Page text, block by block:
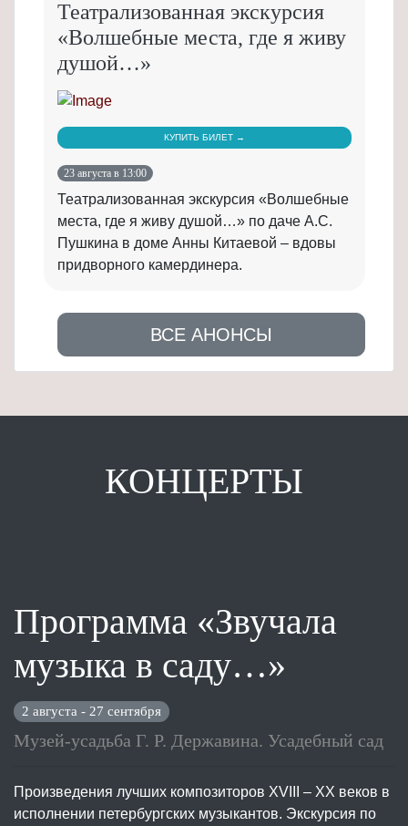
Театрализованная экскурсия
«Волшебные места, где я живу
душой…»
КУПИТЬ БИЛЕТ →
23 августа в 13:00
Театрализованная экскурсия «Волшебные
места, где я живу душой…» по даче А.С.
Пушкина в доме Анны Китаевой – вдовы
придворного камердинера.
ВСЕ АНОНСЫ
КОНЦЕРТЫ
Программа «Звучала
музыка в саду…»
2 августа - 27 сентября
Музей-усадьба Г. Р. Державина. Усадебный сад
Произведения лучших композиторов XVIII – XX веков в
исполнении петербургских музыкантов. Экскурсия по